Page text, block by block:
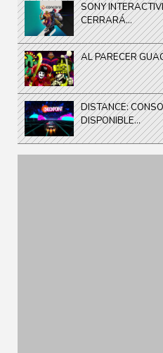
SONY
CERRARÁ...
AL PARECER
DISTANCE:
DISPONIBLE...